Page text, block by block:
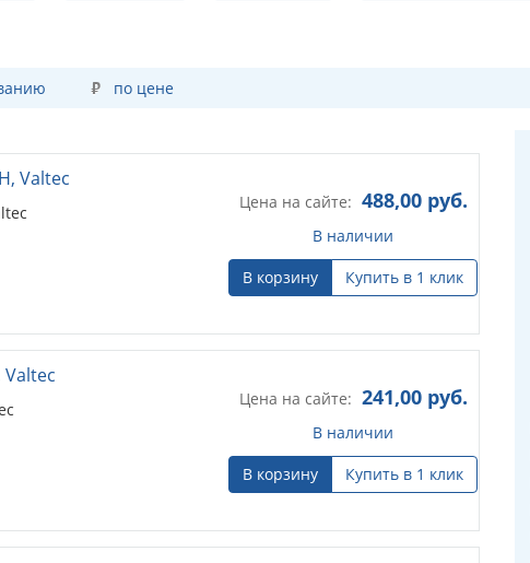
по цене
Valtec
Цена на сайте: 488,00руб.
В наличии
В корзину
Купить в 1 клик
Цена на сайте: 241,00руб.
В наличии
В корзину
Купить в 1 клик